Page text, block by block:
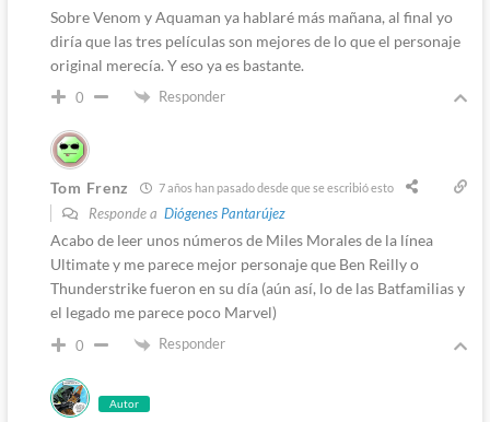
Sobre Venom y Aquaman ya hablaré más mañana, al final yo
diría que las tres películas son mejores de lo que el personaje
original merecía. Y eso ya es bastante.
0 Responder
Tom Frenz 7 años han pasado desde que se escribió esto
Responde a Diógenes Pantarújez
Acabo de leer unos números de Miles Morales de la línea
Ultimate y me parece mejor personaje que Ben Reilly o
Thunderstrike fueron en su día (aún así, lo de las Batfamilias y
el legado me parece poco Marvel)
0 Responder
Autor